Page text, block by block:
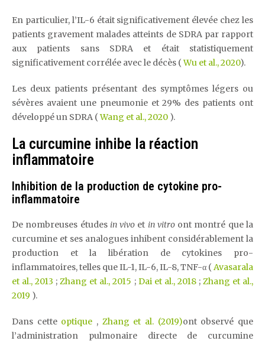
En particulier, l’IL-6 était significativement élevée chez les
patients gravement malades atteints de SDRA par rapport
aux patients sans SDRA et était statistiquement
significativement corrélée avec le décès (Wu et al., 2020).
Les deux patients présentant des symptômes légers ou
sévères avaient une pneumonie et 29% des patients ont
développé un SDRA (Wang et al., 2020 ).
La curcumine inhibe la réaction
inflammatoire
Inhibition de la production de cytokine pro-
inflammatoire
De nombreuses études invivo et in vitroont montré que la
curcumine et ses analogues inhibent considérablement la
production et la libération de cytokines pro-
inflammatoires, telles que IL-1, IL-6, IL-8, TNF-α ( Avasarala
et al., 2013 ;Zhang et al., 2015 ; Dai et al., 2018; Zhang et al.,
2019 ).
Dans cette optique , Zhang et al. (2019)ont observé que
l’administration pulmonaire directe de curcumine